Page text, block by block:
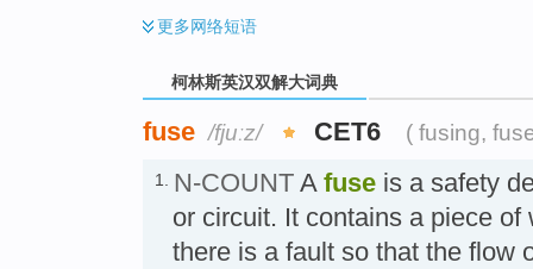
更多网络短语
柯林斯英汉双解大词典
fuse /fjuːz/ CET6 ( fusing,
1. N-COUNT A fuse is a safety
or circuit. It contains a piece
there is a fault so that the flow